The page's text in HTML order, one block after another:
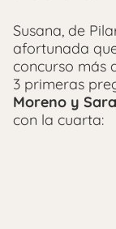
Susana, de
afortunada
concurso más
3 primeras
Moreno y
con la cuarta: